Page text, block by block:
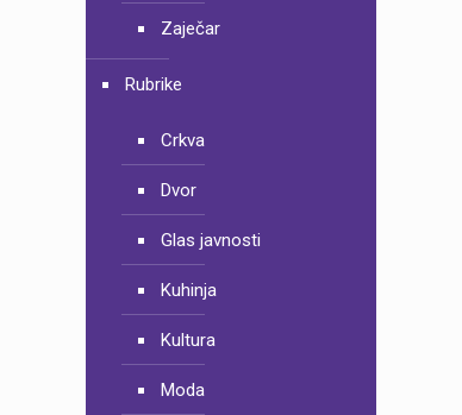
Zaječar
Rubrike
Crkva
Dvor
Glas javnosti
Kuhinja
Kultura
Moda